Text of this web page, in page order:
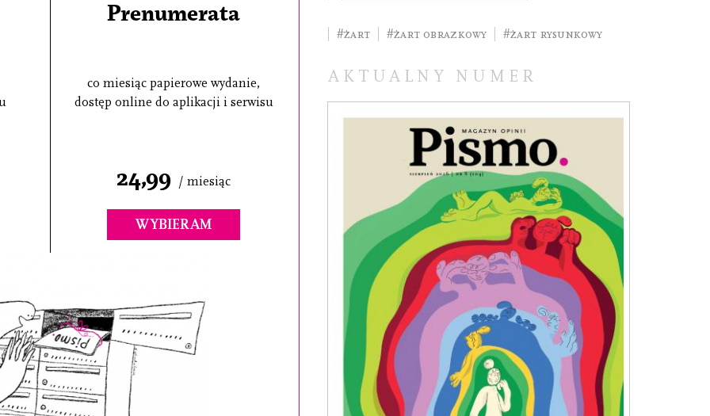
Prenumerata
co miesiąc papierowe wydanie,
dostęp online do aplikacji i serwisu
24,99 / miesiąc
WYBIERAM
#żart #żart obrazkowy #żart rysunkowy
AKTUALNY NUMER